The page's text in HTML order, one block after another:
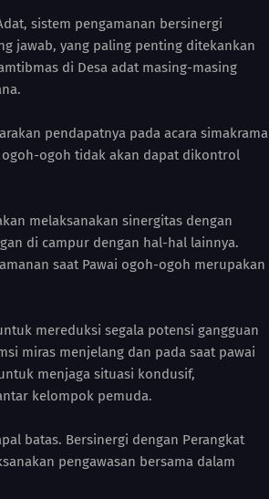
sistem pengamanan bersinergi
jawab, yang paling penting ditekankan
di Desa adat masing-masing
pendapatnya pada acara simakrama
ogoh tidak akan dapat dikontrol
melaksanakan sinergitas dengan
di campur dengan hal-hal lainnya.
saat Pawai ogoh-ogoh merupakan
mereduksi segala potensi gangguan
miras menjelang dan pada saat pawai
menjaga situasi kondusif,
kelompok pemuda.
batas. Bersinergi dengan Perangkat
pengawasan bersama dalam